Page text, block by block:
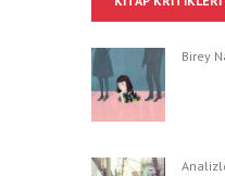
Birey